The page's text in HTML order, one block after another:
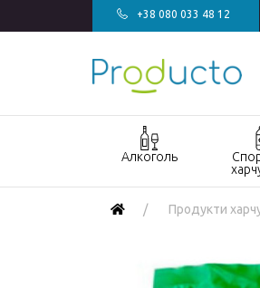
+38 080 033 48 12
Алкоголь
Акції алкоголь
для
Продукти